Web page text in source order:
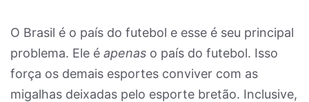
O Brasil é o país do futebol e esse é seu principal
problema. Ele é apenas o país do futebol. Isso
força os demais esportes conviver com as
migalhas deixadas pelo esporte bretão. Inclusive,